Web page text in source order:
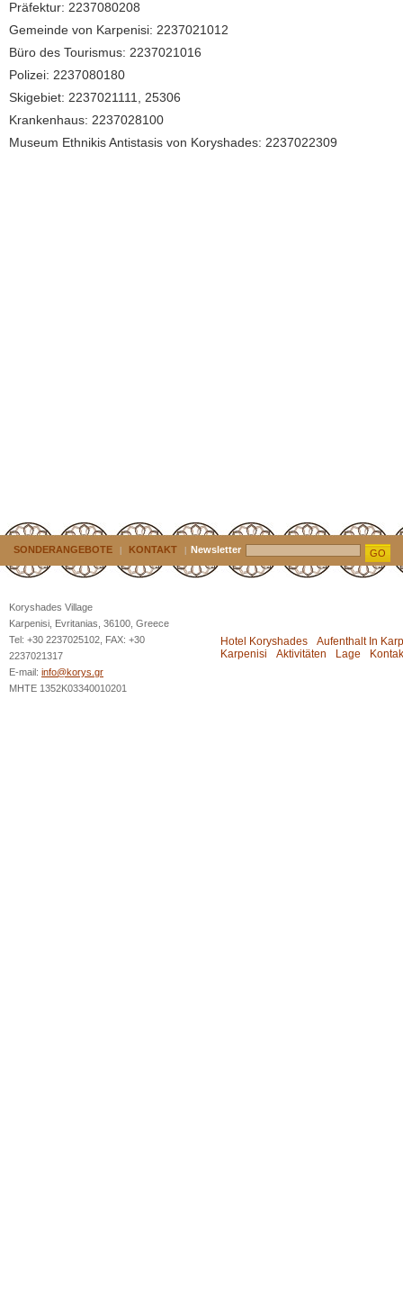
Präfektur: 2237080208
Gemeinde von Karpenisi: 2237021012
Büro des Tourismus: 2237021016
Polizei: 2237080180
Skigebiet: 2237021111, 25306
Krankenhaus: 2237028100
Museum Ethnikis Antistasis von Koryshades: 2237022309
SONDERANGEBOTE KONTAKT Newsletter GO
Koryshades Village
Karpenisi, Evritanias, 36100, Greece
Tel: +30 2237025102, FAX: +30
2237021317
E-mail: info@korys.gr
MHTE 1352K03340010201
Hotel Koryshades
Aufenthalt In
Karpenisi
Aktivitäten Lage